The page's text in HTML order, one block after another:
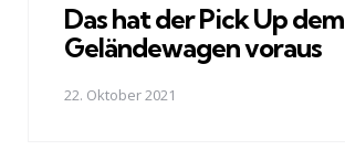
Das hat der Pick Up dem
Geländewagen voraus
22. Oktober 2021